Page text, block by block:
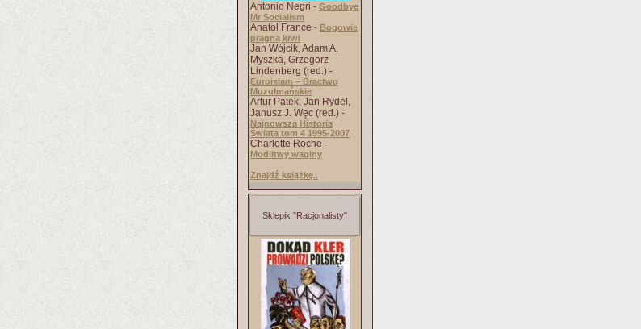
Antonio Negri - Goodbye
Mr Socialism
Anatol France - Bogowie
pragną krwi
Jan Wójcik, Adam A.
Myszka, Grzegorz
Lindenberg (red.) -
Euroislam – Bractwo
Muzułmańskie
Artur Patek, Jan Rydel,
Janusz J. Węc (red.) -
Najnowsza Historia
Świata tom 4 1995-2007
Charlotte Roche -
Modlitwy waginy
Znajdź książkę..
Sklepik "Racjonalisty"